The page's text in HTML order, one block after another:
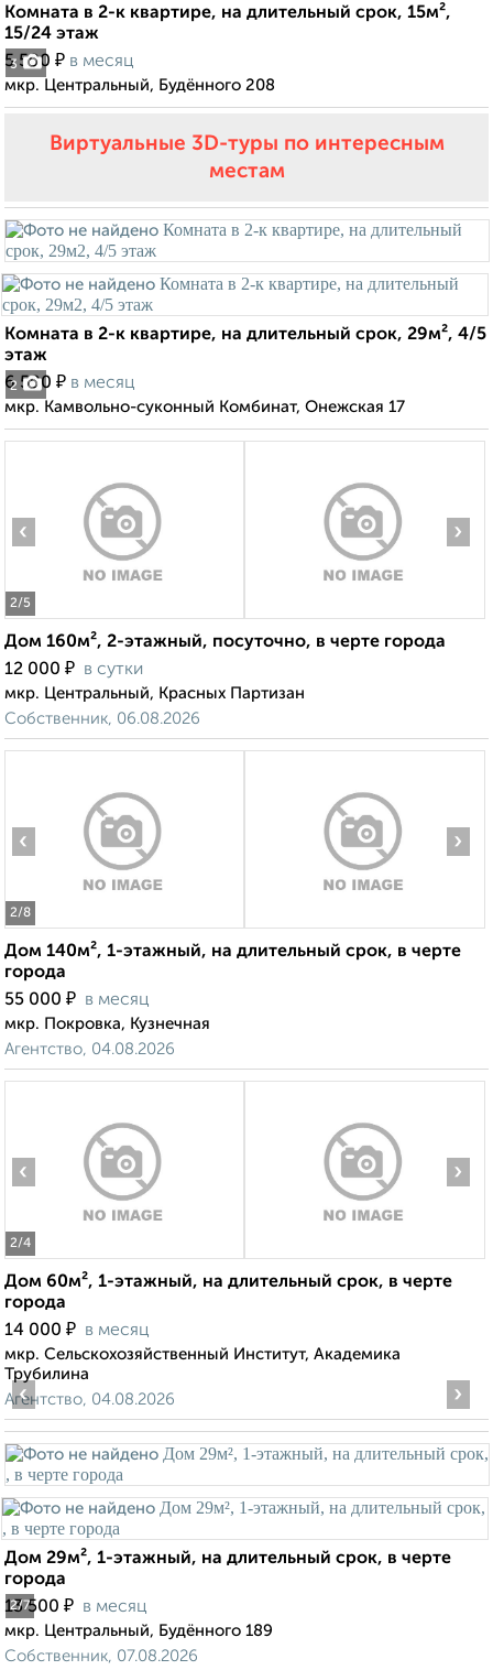
3
Комната в 2-к квартире, на длительный срок, 15м²,
15/24 этаж
5 500 ₽ в месяц
мкр. Центральный, Будённого 208
Виртуальные 3D-туры по интересным
местам
2
Комната в 2-к квартире, на длительный срок, 29м², 4/5
этаж
6 500 ₽ в месяц
мкр. Камвольно-суконный Комбинат, Онежская 17
2/5
‹ ›
Дом 160м², 2-этажный, посуточно, в черте города
12 000 ₽ в сутки
мкр. Центральный, Красных Партизан
Собственник, 06.08.2026
2/8
‹ ›
Дом 140м², 1-этажный, на длительный срок, в черте
города
55 000 ₽ в месяц
мкр. Покровка, Кузнечная
Агентство, 04.08.2026
2/4
‹ ›
Дом 60м², 1-этажный, на длительный срок, в черте
города
14 000 ₽ в месяц
мкр. Сельскохозяйственный Институт, Академика
Трубилина
Агентство, 04.08.2026
2/7
‹ ›
Дом 29м², 1-этажный, на длительный срок, в черте
города
13 500 ₽ в месяц
мкр. Центральный, Будённого 189
Собственник, 07.08.2026